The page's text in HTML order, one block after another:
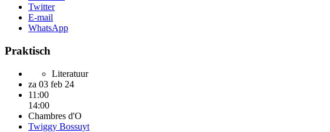
Twitter
E-mail
WhatsApp
Praktisch
Literatuur
za 03 feb 24
11:00
14:00
Chambres d'O
Twiggy Bossuyt